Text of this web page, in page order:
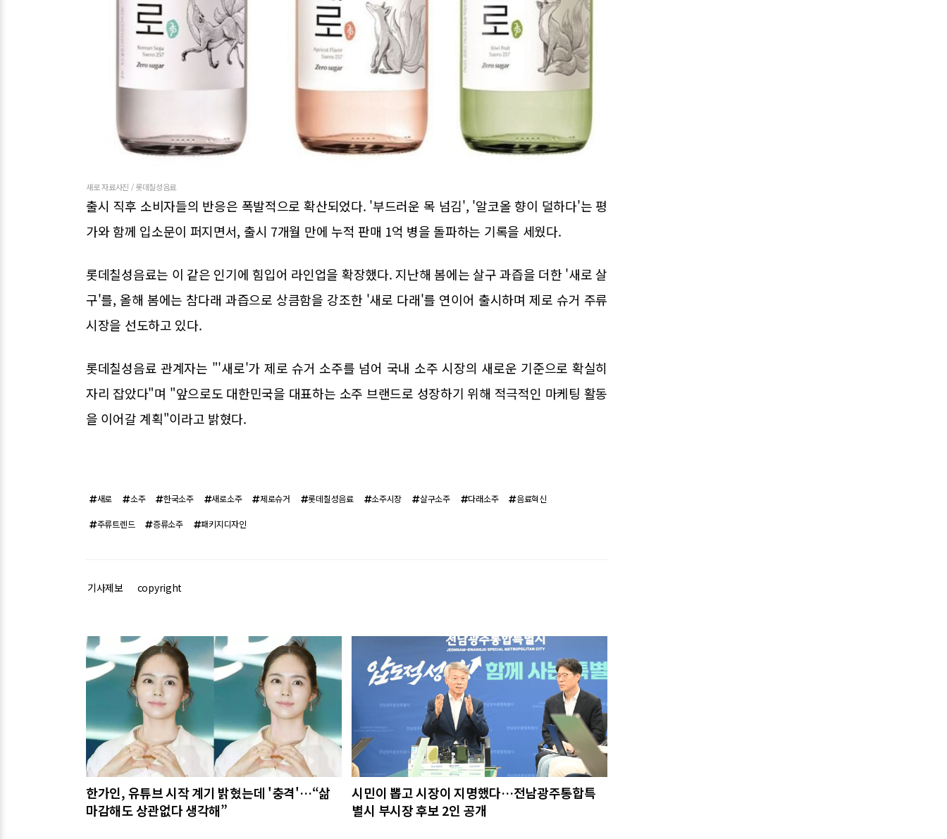
새로 자료사진 / 롯데칠성음료
출시 직후 소비자들의 반응은 폭발적으로 확산되었다. '부드러운 목 넘김', '알코올 향이 덜하다'는 평
가와 함께 입소문이 퍼지면서, 출시 7개월 만에 누적 판매 1억 병을 돌파하는 기록을 세웠다.
롯데칠성음료는 이 같은 인기에 힘입어 라인업을 확장했다. 지난해 봄에는 살구 과즙을 더한 '새로 살
구'를, 올해 봄에는 참다래 과즙으로 상큼함을 강조한 '새로 다래'를 연이어 출시하며 제로 슈거 주류
시장을 선도하고 있다.
롯데칠성음료 관계자는 "'새로'가 제로 슈거 소주를 넘어 국내 소주 시장의 새로운 기준으로 확실히
자리 잡았다"며 "앞으로도 대한민국을 대표하는 소주 브랜드로 성장하기 위해 적극적인 마케팅 활동
을 이어갈 계획"이라고 밝혔다.
새로 소주 한국소주 새로소주 제로슈거 롯데칠성음료 소주시장 살구소주 다래소주 음료혁신
주류트렌드 증류소주 패키지디자인
기사제보 copyright
관련기사
한가인, 유튜브 시작 계기 밝혔는데 '충격'…“삶
마감해도 상관없다 생각해”
시민이 뽑고 시장이 지명했다…전남광주통합특
별시 부시장 후보 2인 공개